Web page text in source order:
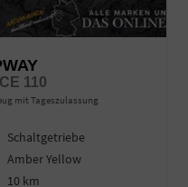
110
mit Tageszulassung
Schaltgetriebe
Amber Yellow
10 km